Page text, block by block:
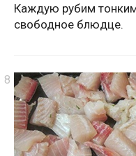
Каждую рубим
свободное блюдце.